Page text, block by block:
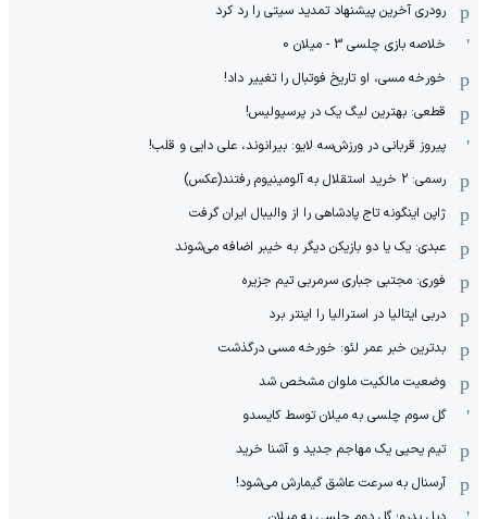
رودری آخرین پیشنهاد تمدید سیتی را رد کرد
خلاصه بازی چلسی 3 - میلان 0
خورخه مسی، او تاریخ فوتبال را تغییر داد!
قطعی: بهترین لیگ یک در پرسپولیس!
پیروز قربانی در ورزش‌سه لایو: بیرانوند، علی دایی و قلب!
رسمی: 2 خرید استقلال به آلومینیوم رفتند(عکس)
ژاپن اینگونه تاج پادشاهی را از والیبال ایران گرفت
عبدی: یک یا دو بازیکن دیگر به خیبر اضافه می‌شوند
فوری: مجتبی جباری سرمربی تیم جزیره
دربی ایتالیا در استرالیا را اینتر برد
بدترین خبر عمر لئو: خورخه مسی درگذشت
وضعیت مالکیت ملوان مشخص شد
گل سوم چلسی به میلان توسط کایسدو
تیم یحیی یک مهاجم جدید و آشنا خرید
آرسنال به سرعت عاشق گیمارش می‌شود!